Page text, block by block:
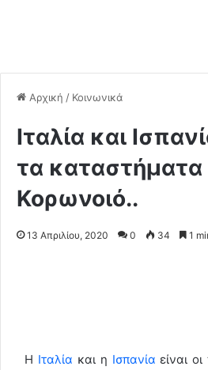
Αρχική / Κοινωνικά
Iταλία και
τα
Κορωνοιό..
13 Απριλίου, 2020 0 34 1
Η Ιταλία και η Ισπανία είναι